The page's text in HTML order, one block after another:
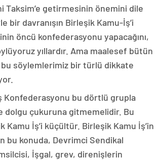
Taksim’e getirmesinin önemini dile
bir davranışın Birleşik Kamu-İş’i
öncü konfederasyonu yapacağını,
yıllardır. Ama maalesef bütün
söylemlerimiz bir türlü dikkate
Konfederasyonu bu dörtlü grupla
dolgu çukuruna gitmemelidir. Bu
Kamu İş’i küçültür. Birleşik Kamu İş’in
bu konuda, Devrimci Sendikal
İşgal, grev, direnişlerin